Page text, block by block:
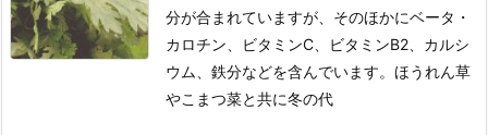
分が合まれていますが、そのほかにベータ・
カロチン、ビタミンC、ビタミンB2、カルシ
ウム、鉄分などを含んでいます。ほうれん草
やこまつ菜と共に冬の代